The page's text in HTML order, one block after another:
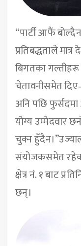
“पार्टी आफैं
प्रतिबद्धताले
बिगतका गल्तीहरू
चेतावनीसमेत
अनि पछि
योग्य उम्मेदवार
चुक्न
संयोजकसमेत रहेका
क्षेत्र नं. १ बाट
छन्।